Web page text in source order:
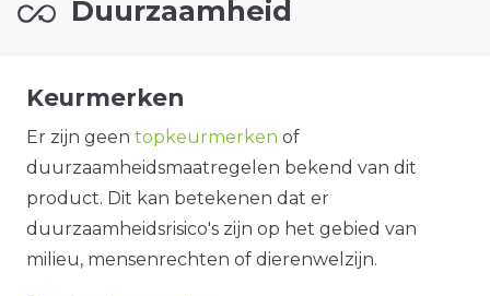
Duurzaamheid
Keurmerken
Er zijn geen topkeurmerken of
duurzaamheidsmaatregelen bekend van dit
product. Dit kan betekenen dat er
duurzaamheidsrisico's zijn op het gebied van
milieu, mensenrechten of dierenwelzijn.